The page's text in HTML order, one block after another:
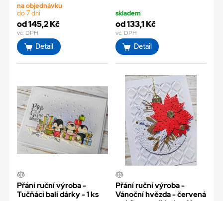
na objednávku
do 7 dní
od 145,2 Kč
vč. DPH
Detail
skladem
od 133,1 Kč
vč. DPH
Detail
Přání ruční výroba -
Tučňáci balí dárky - 1 ks
Přání ruční výroba -
Vánoční hvězda - červená